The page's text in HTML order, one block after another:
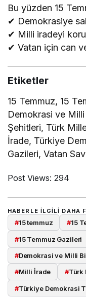
Bu yüzden 15
✔ Demokrasiye
✔ Milli iradeyi
✔ Vatan için can
Etiketler
15 Temmuz, 15
Demokrasi ve
Şehitleri, Türk
İrade, Türkiye
Gazileri, Vatan
Post Views: 294
HABERLE ILGILI DAHA
#15 temmuz #15
#15 Temmuz Gazileri
#Demokrasi ve Milli
#Milli İrade #Türk
#Türkiye Demokrasi